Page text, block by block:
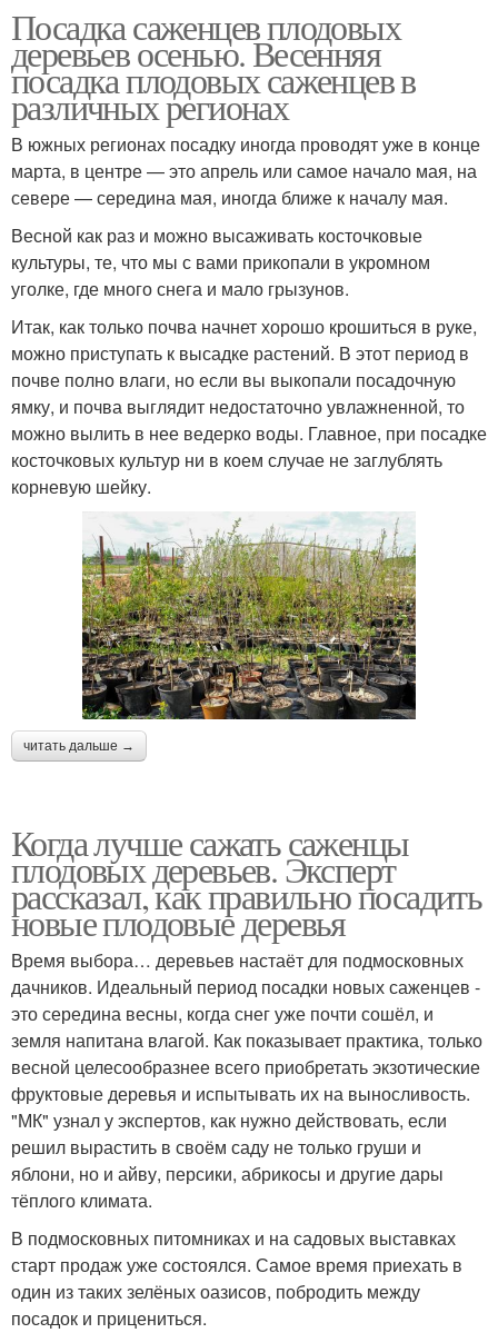
Посадка саженцев плодовых
деревьев осенью. Весенняя
посадка плодовых саженцев в
различных регионах
В южных регионах посадку иногда проводят уже в конце
марта, в центре — это апрель или самое начало мая, на
севере — середина мая, иногда ближе к началу мая.
Весной как раз и можно высаживать косточковые
культуры, те, что мы с вами прикопали в укромном
уголке, где много снега и мало грызунов.
Итак, как только почва начнет хорошо крошиться в руке,
можно приступать к высадке растений. В этот период в
почве полно влаги, но если вы выкопали посадочную
ямку, и почва выглядит недостаточно увлажненной, то
можно вылить в нее ведерко воды. Главное, при посадке
косточковых культур ни в коем случае не заглублять
корневую шейку.
читать дальше →
Когда лучше сажать саженцы
плодовых деревьев. Эксперт
рассказал, как правильно посадить
новые плодовые деревья
Время выбора… деревьев настаёт для подмосковных
дачников. Идеальный период посадки новых саженцев -
это середина весны, когда снег уже почти сошёл, и
земля напитана влагой. Как показывает практика, только
весной целесообразнее всего приобретать экзотические
фруктовые деревья и испытывать их на выносливость.
"МК" узнал у экспертов, как нужно действовать, если
решил вырастить в своём саду не только груши и
яблони, но и айву, персики, абрикосы и другие дары
тёплого климата.
В подмосковных питомниках и на садовых выставках
старт продаж уже состоялся. Самое время приехать в
один из таких зелёных оазисов, побродить между
посадок и прицениться.